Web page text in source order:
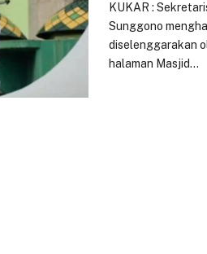
KUKAR :
Sunggono
diselenggarakan
halaman Masjid…